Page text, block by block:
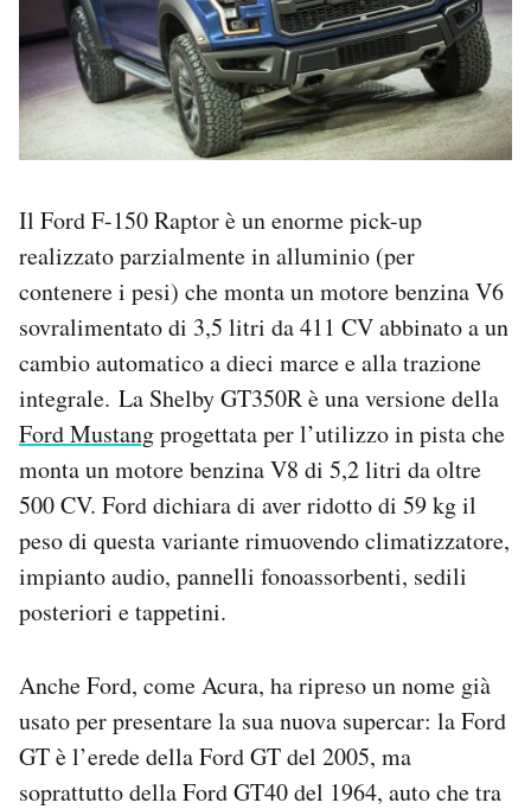
Il Ford F-150 Raptor è un enorme pick-up
realizzato parzialmente in alluminio (per
contenere i pesi) che monta un motore benzina V6
sovralimentato di 3,5 litri da 411 CV abbinato a un
cambio automatico a dieci marce e alla trazione
integrale. La Shelby GT350R è una versione della
Ford Mustangprogettata per l’utilizzo in pista che
monta un motore benzina V8 di 5,2 litri da oltre
500 CV. Ford dichiara di aver ridotto di 59 kg il
peso di questa variante rimuovendo climatizzatore,
impianto audio, pannelli fonoassorbenti, sedili
posteriori e tappetini.
Anche Ford, come Acura, ha ripreso un nome già
usato per presentare la sua nuova supercar: la Ford
GT è l’erede della Ford GT del 2005, ma
soprattutto della Ford GT40 del 1964, auto che tra